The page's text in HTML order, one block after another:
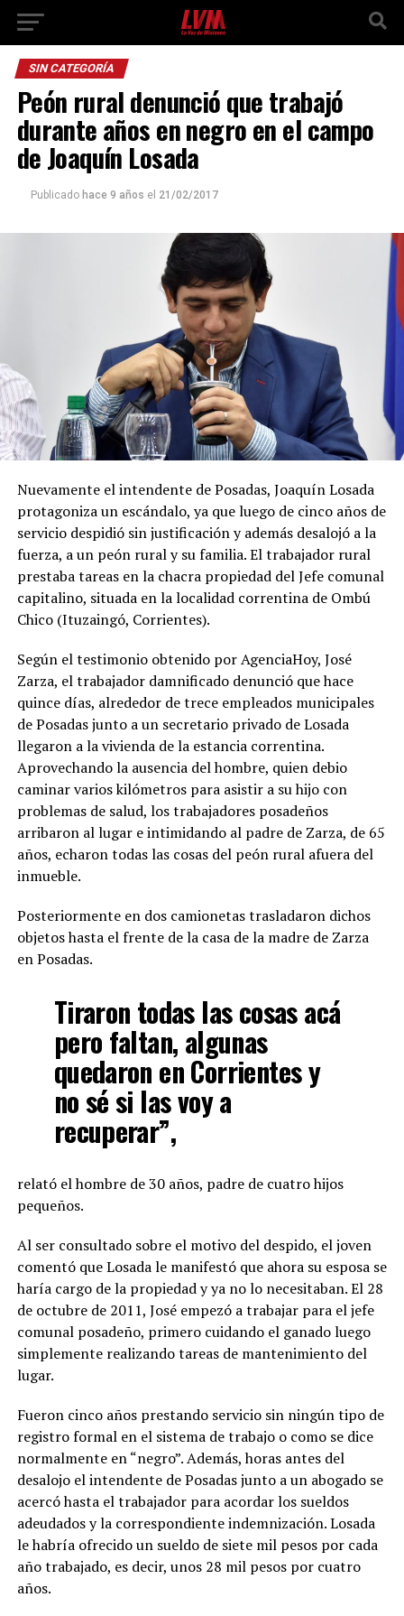
SIN CATEGORÍA
Peón rural denunció que trabajó
durante años en negro en el campo
de Joaquín Losada
Publicado hace 9 años el 21/02/2017
Nuevamente el intendente de Posadas, Joaquín Losada
protagoniza un escándalo, ya que luego de cinco años de
servicio despidió sin justificación y además desalojó a la
fuerza, a un peón rural y su familia. El trabajador rural
prestaba tareas en la chacra propiedad del Jefe comunal
capitalino, situada en la localidad correntina de Ombú
Chico (Ituzaingó, Corrientes).
Según el testimonio obtenido por AgenciaHoy, José
Zarza, el trabajador damnificado denunció que hace
quince días, alrededor de trece empleados municipales
de Posadas junto a un secretario privado de Losada
llegaron a la vivienda de la estancia correntina.
Aprovechando la ausencia del hombre, quien debio
caminar varios kilómetros para asistir a su hijo con
problemas de salud, los trabajadores posadeños
arribaron al lugar e intimidando al padre de Zarza, de 65
años, echaron todas las cosas del peón rural afuera del
inmueble.
Posteriormente en dos camionetas trasladaron dichos
objetos hasta el frente de la casa de la madre de Zarza
en Posadas.
Tiraron todas las cosas acá
pero faltan, algunas
quedaron en Corrientes y
no sé si las voy a
recuperar”,
relató el hombre de 30 años, padre de cuatro hijos
pequeños.
Al ser consultado sobre el motivo del despido, el joven
comentó que Losada le manifestó que ahora su esposa se
haría cargo de la propiedad y ya no lo necesitaban. El 28
de octubre de 2011, José empezó a trabajar para el jefe
comunal posadeño, primero cuidando el ganado luego
simplemente realizando tareas de mantenimiento del
lugar.
Fueron cinco años prestando servicio sin ningún tipo de
registro formal en el sistema de trabajo o como se dice
normalmente en “negro”. Además, horas antes del
desalojo el intendente de Posadas junto a un abogado se
acercó hasta el trabajador para acordar los sueldos
adeudados y la correspondiente indemnización. Losada
le habría ofrecido un sueldo de siete mil pesos por cada
año trabajado, es decir, unos 28 mil pesos por cuatro
años.